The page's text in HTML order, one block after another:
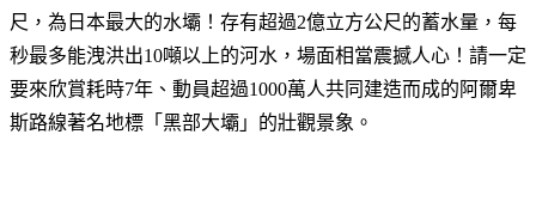
尺，為日本最大的水壩！存有超過2億立方公尺的蓄水量，每
秒最多能洩洪出10噸以上的河水，場面相當震撼人心！請一定
要來欣賞耗時7年、動員超過1000萬人共同建造而成的阿爾卑
斯路線著名地標「黑部大壩」的壯觀景象。